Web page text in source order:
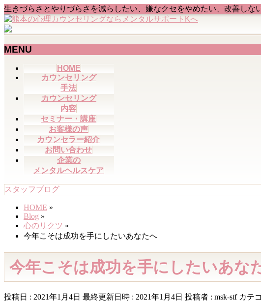
生きづらさとやりづらさを減らしたい、嫌なクセをやめたい、改善しな
MENU
HOME
カウンセリング
手法
カウンセリング
内容
セミナー・講座
お客様の声
カウンセラー紹介
お問い合わせ
企業の
メンタルヘルスケア
スタッフブログ
HOME »
Blog »
心のリクツ »
今年こそは成功を手にしたいあなたへ
今年こそは成功を手にしたいあな
投稿日 : 2021年1月4日 最終更新日時 : 2021年1月4日 投稿者 : msk-stf カテ